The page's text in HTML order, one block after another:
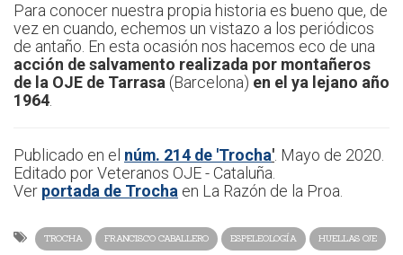
Para conocer nuestra propia historia es bueno que, de
vez en cuando, echemos un vistazo a los periódicos
de antaño. En esta ocasión nos hacemos eco de una
acción de salvamento realizada por montañeros
de la OJE de Tarrasa (Barcelona) en el ya lejano año
1964
Publicado en el núm. 214 de 'Trocha' . Mayo de 2020.
Editado por Veteranos OJE - Cataluña.
Ver portada de Trocha en La Razón de la Proa.
TROCHA FRANCISCO CABALLERO ESPELEOLOGÍA HUELLAS OJE